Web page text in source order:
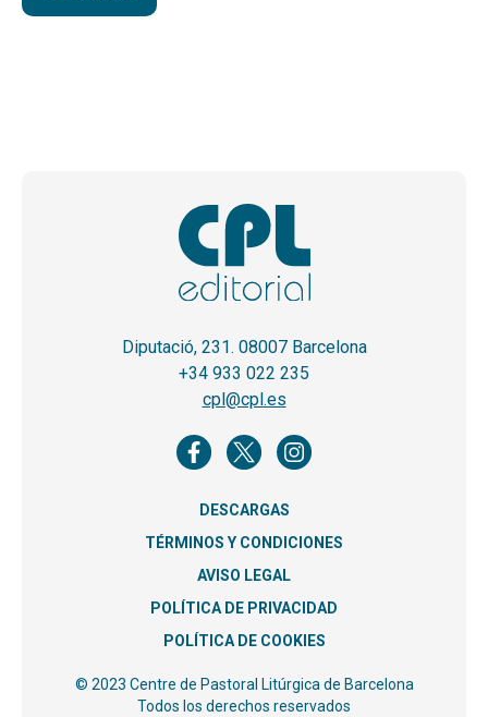
Diputació, 231. 08007 Barcelona
+34 933 022 235
cpl@cpl.es
DESCARGAS
TÉRMINOS Y CONDICIONES
AVISO LEGAL
POLÍTICA DE PRIVACIDAD
POLÍTICA DE COOKIES
© 2023 Centre de Pastoral Litúrgica de Barcelona
Todos los derechos reservados